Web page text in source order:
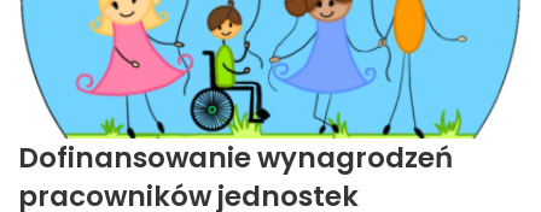
Dofinansowanie wynagrodzeń
pracowników jednostek